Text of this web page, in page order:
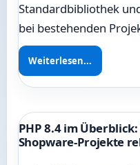
Standardbibliothek
bei bestehenden
Weiterlesen...
PHP 8.4 im
Shopware-Projekte